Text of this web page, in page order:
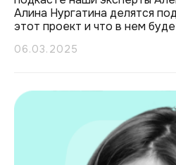
Алина Нургатина делятся
этот проект и что в нем
06.03.2025